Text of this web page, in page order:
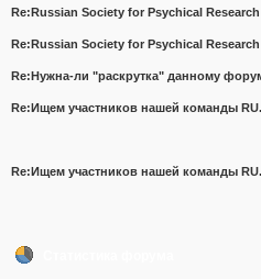
Re:Russian Society for Psychical Research
Re:Russian Society for Psychical Research
Re:Нужна-ли "раскрутка" данному
Re:Ищем участников нашей команды
Re:Ищем участников нашей команды